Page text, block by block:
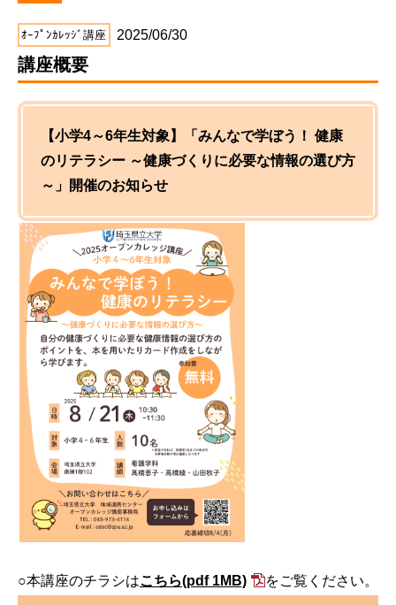
ｵｰﾌﾟﾝｶﾚｯｼﾞ講座 2025/06/30
講座概要
【小学4～6年生対象】「みんなで学ぼう！ 健康
のリテラシー ～健康づくりに必要な情報の選び方
～」開催のお知らせ
○本講座のチラシはこちら(pdf 1MB) をご覧ください。